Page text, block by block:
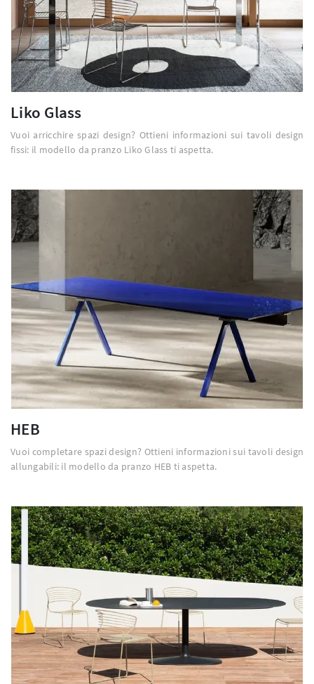
Liko Glass
Vuoi arricchire spazi design? Ottieni informazioni sui tavoli design
fissi: il modello da pranzo Liko Glass ti aspetta.
HEB
Vuoi completare spazi design? Ottieni informazioni sui tavoli design
allungabili: il modello da pranzo HEB ti aspetta.